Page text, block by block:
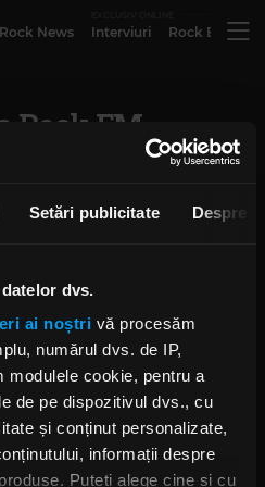
Setări publicitate Despre
dvs.
ai noștri vă procesăm
numărul dvs. de IP,
modulele cookie, pentru a
de pe dispozitivul dvs., cu
și conținut personalizate,
informații despre
Puteți alege cine și cu
Rock News Interviuri Rock
Rock FM